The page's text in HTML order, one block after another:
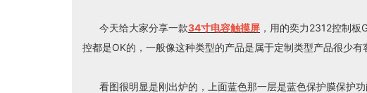
今天给大家分享一款34寸电容触摸屏 ，用的奕力2312控制
控都是OK的，一般像这种类型的产品是属于定制类型产品很少有
看图很明显是刚出炉的，上面蓝色那一层是蓝色保护膜保护